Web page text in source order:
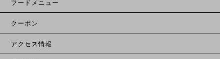
フードメニュー
クーポン
アクセス情報